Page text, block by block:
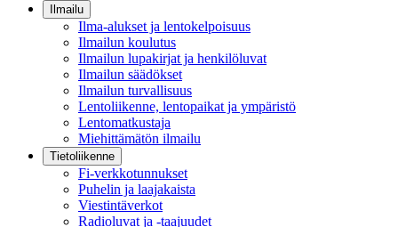
Ilmailu
Ilma-alukset ja lentokelpoisuus
Ilmailun koulutus
Ilmailun lupakirjat ja henkilöluvat
Ilmailun säädökset
Ilmailun turvallisuus
Lentoliikenne, lentopaikat ja ympäristö
Lentomatkustaja
Miehittämätön ilmailu
Tietoliikenne
Fi-verkkotunnukset
Puhelin ja laajakaista
Viestintäverkot
Radioluvat ja -taajuudet